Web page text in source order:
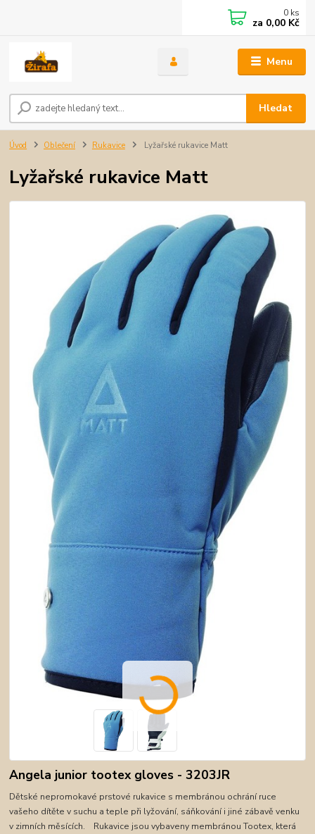
Menu
Hledat
0 ks
za 0,00 Kč
Úvod Oblečení Rukavice Lyžařské rukavice Matt
Lyžařské rukavice Matt
Angela junior tootex gloves - 3203JR
Dětské nepromokavé prstové rukavice s membránou ochrání ruce
vašeho dítěte v suchu a teple při lyžování, sáňkování i jiné zábavě venku
v zimních měsících. Rukavice jsou vybaveny membránou Tootex, která